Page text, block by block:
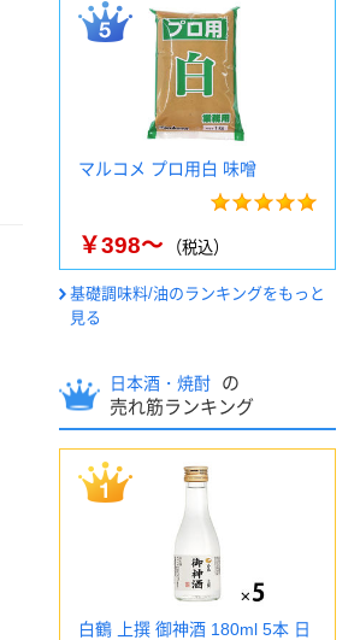
マルコメ プロ用白 味噌
￥398～ （税込）
基礎調味料/油のランキングをもっと
見る
日本酒・焼酎
の
売れ筋ランキング
白鶴 上撰 御神酒 180ml 5本 日